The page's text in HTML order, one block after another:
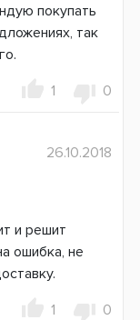
покупать
так
1 0
26.10.2018
и решит
ошибка, не
1 0